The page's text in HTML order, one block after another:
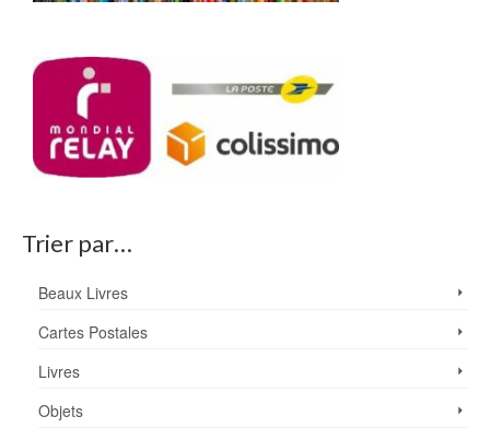
Trier par…
Beaux Livres
Cartes Postales
Livres
Objets